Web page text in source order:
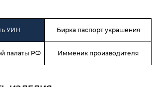
УИН Бирка паспорт украшения
палаты РФ Имменик производителя